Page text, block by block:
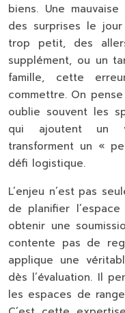
biens. Une
des surprises le
trop petit, des
supplément, ou un
famille, cette
commettre. On
oublie souvent les
qui ajoutent un
transforment un «
défi logistique.
L’enjeu n’est pas
de planifier
obtenir une
contente pas de
applique une
dès l’évaluation. Il
les espaces de